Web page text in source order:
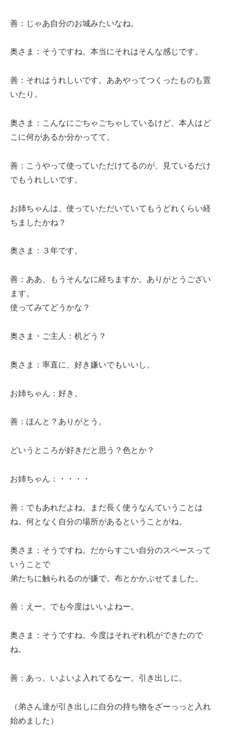
善：じゃあ自分のお城みたいなね。
奥さま：そうですね。本当にそれはそんな感じです。
善：それはうれしいです。ああやってつくったものも置
いたり。
奥さま：こんなにごちゃごちゃしているけど、本人はど
こに何があるか分かってて。
善：こうやって使っていただけてるのが、見ているだけ
でもうれしいです。
お姉ちゃんは、使っていただいていてもうどれくらい経
ちましたかね？
奥さま：３年です。
善：ああ、もうそんなに経ちますか。ありがとうござい
ます。
使ってみてどうかな？
奥さま・ご主人：机どう？
奥さま：率直に、好き嫌いでもいいし。
お姉ちゃん：好き。
善：ほんと？ありがとう。
どいうところが好きだと思う？色とか？
お姉ちゃん：・・・・
善：でもあれだよね。まだ長く使うなんていうことは
ね。何となく自分の場所があるということがね。
奥さま：そうですね。だからすごい自分のスペースって
いうことで
弟たちに触られるのが嫌で。布とかかぶせてました。
善：えー。でも今度はいいよねー。
奥さま：そうですね。今度はそれぞれ机ができたので
ね。
善：あっ。いよいよ入れてるなー。引き出しに。
（弟さん達が引き出しに自分の持ち物をざーっっと入れ
始めました）